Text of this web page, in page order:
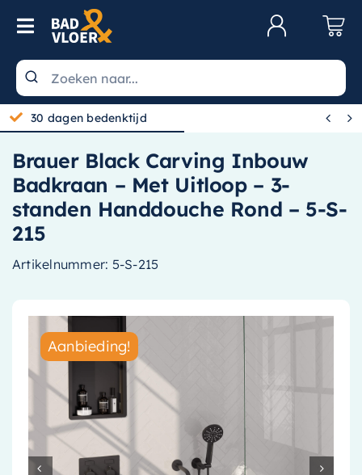
Skip to content
Toggle Navigation
Wastafels
Toiletten
Spiegels
Kranen
Badkamermeubels
Radiatoren
Accessoires
Installatiemateriaal
Klimaatbeheersing
PVC
30 dagen bedenktijd  
Brauer Black Carving Inbouw
Badkraan – Met Uitloop – 3-
standen Handdouche Rond – 5-S-
215
Artikelnummer: 5-S-215
Aanbieding!